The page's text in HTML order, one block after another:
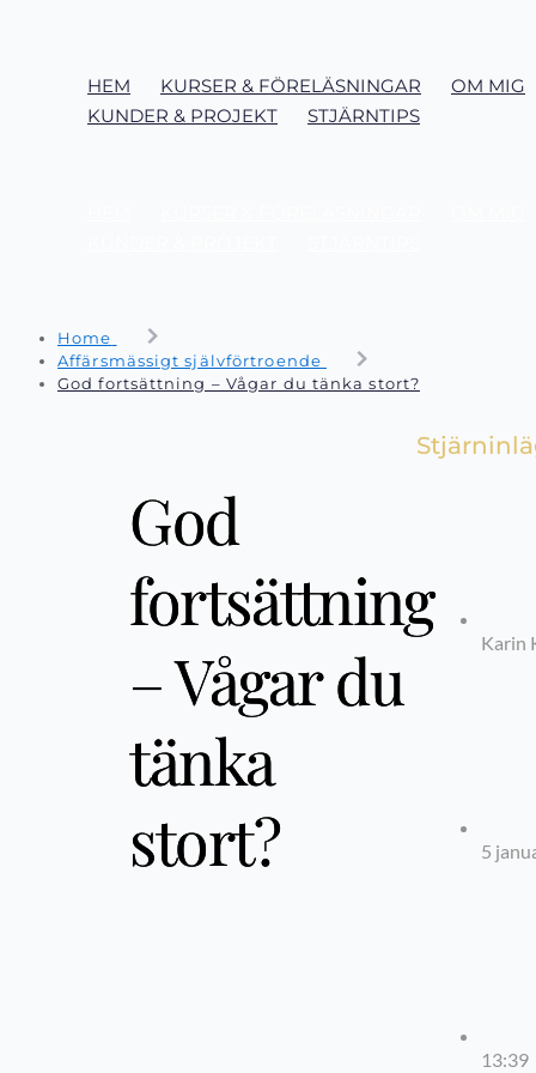
HEM KURSER & FÖRELÄSNINGAR OM MIG
KUNDER & PROJEKT
STJÄRNTIPS
Home
Affärsmässigt självförtroende
God fortsättning – Vågar du tänka stort?
God
fortsättning
– Vågar du
tänka
stort?
Karin
5
13:39